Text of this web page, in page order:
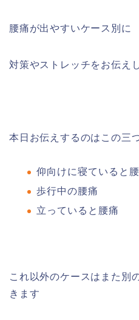
腰痛が出やすいケース別に
対策やストレッチをお伝え
本日お伝えするのはこの三
仰向けに寝ていると
歩行中の腰痛
立っていると腰痛
これ以外のケースはまた別
きます